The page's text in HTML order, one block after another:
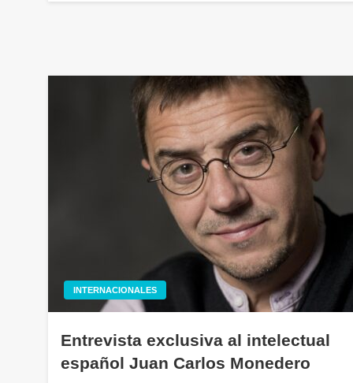
INTERNACIONALES
Entrevista exclusiva al intelectual
español Juan Carlos Monedero